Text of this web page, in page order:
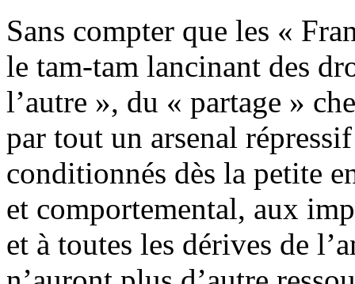
Sans compter que les «
le tam-tam lancinant des
l’autre », du « partage »
par tout un arsenal
conditionnés dès la petite
et comportemental, aux
et à toutes les dérives de